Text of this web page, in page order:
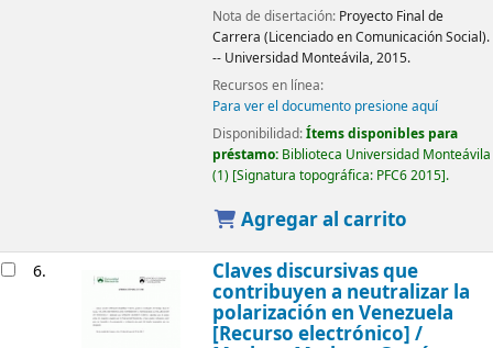
Nota de disertación: Proyecto Final de
Carrera (Licenciado en Comunicación Social).
-- Universidad Monteávila, 2015.
Recursos en línea:
Para ver el documento presione aquí
Disponibilidad:Ítems disponibles para
préstamo: Biblioteca Universidad Monteávila
(1) Signatura topográfica: PFC6 2015 .
Agregar al carrito
6. Claves discursivas que
contribuyen a neutralizar la
polarización en Venezuela
[Recurso electrónico] /